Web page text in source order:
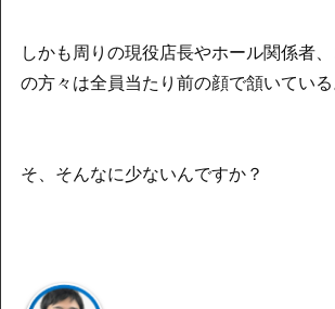
しかも周りの現役店長やホール関係者
の方々は全員当たり前の顔で頷いている
そ、そんなに少ないんですか？